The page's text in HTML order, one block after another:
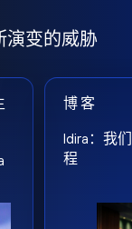
演变的威胁
博客
Idira：我
程